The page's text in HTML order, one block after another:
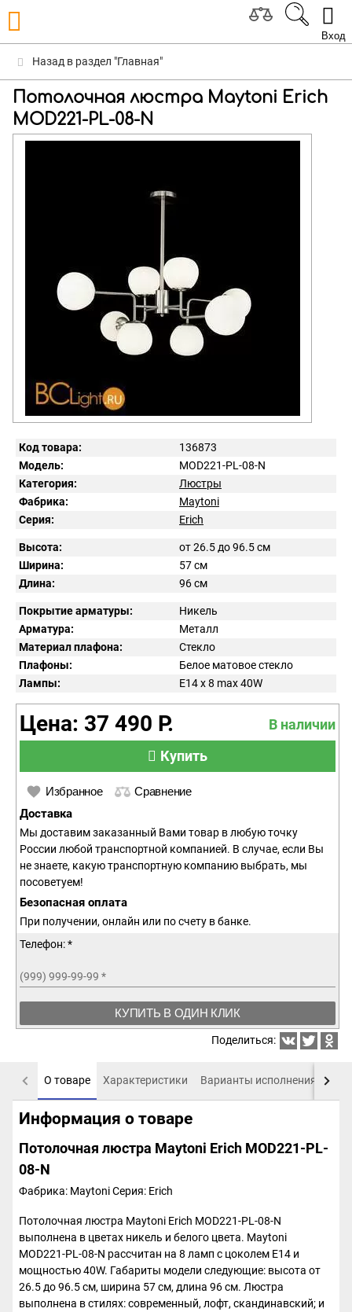
Вход
Назад в раздел "Главная"
Потолочная люстра Maytoni Erich
MOD221-PL-08-N
Код товара:
136873
Модель:
MOD221-PL-08-N
Категория:
Люстры
Фабрика:
Maytoni
Серия:
Erich
Высота:
от 26.5 до 96.5 см
Ширина:
57 см
Длина:
96 см
Покрытие арматуры:
Никель
Арматура:
Металл
Материал плафона:
Стекло
Плафоны:
Белое матовое стекло
Лампы:
E14 x 8 max 40W
Цена: 37 490 Р.
В наличии
Купить
Избранное Сравнение
Доставка
Мы доставим заказанный Вами товар в любую точку
России любой транспортной компанией. В случае, если Вы
не знаете, какую транспортную компанию выбрать, мы
посоветуем!
Безопасная оплата
При получении, онлайн или по счету в банке.
Телефон: *
(999) 999-99-99 *
КУПИТЬ В ОДИН КЛИК
Поделиться:
О товаре Характеристики Варианты исполнения
Информация о товаре
Потолочная люстра Maytoni Erich MOD221-PL-
08-N
Фабрика: MaytoniСерия: Erich
Потолочная люстра Maytoni Erich MOD221-PL-08-N
выполнена в цветах никель и белого цвета. Maytoni
MOD221-PL-08-N рассчитан на 8 ламп с цоколем E14 и
мощностью 40W. Габариты модели следующие: высота от
26.5 до 96.5 см, ширина 57 см, длина 96 см. Люстра
выполнена в стилях: современный, лофт, скандинавский; и